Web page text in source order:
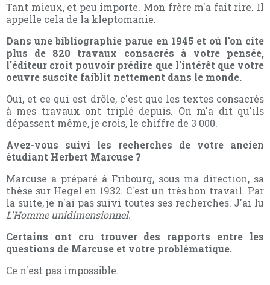
Tant mieux, et peu importe. Mon frère m'a fait rire. Il
appelle cela de la kleptomanie.
Dans une bibliographie parue en 1945 et où l'on cite
plus de 820 travaux consacrés à votre pensée,
l'éditeur croit pouvoir prédire que l'intérêt que votre
oeuvre suscite faiblit nettement dans le monde.
Oui, et ce qui est drôle, c'est que les textes consacrés
à mes travaux ont triplé depuis. On m'a dit qu'ils
dépassent même, je crois, le chiffre de 3 000.
Avez-vous suivi les recherches de votre ancien
étudiant Herbert Marcuse ?
Marcuse a préparé à Fribourg, sous ma direction, sa
thèse sur Hegel en 1932. C'est un très bon travail. Par
la suite, je n'ai pas suivi toutes ses recherches. J'ai lu
L'Homme unidimensionnel.
Certains ont cru trouver des rapports entre les
questions de Marcuse et votre problématique.
Ce n'est pas impossible.